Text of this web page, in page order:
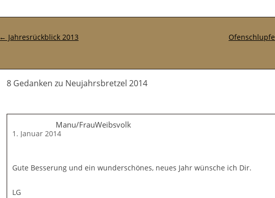
Post-Navigation
← Jahresrückblick 2013
8 Gedanken zu Neujahrsbretzel 2014
Manu/FrauWeibsvolk
1. Januar 2014
Gute Besserung und ein wunderschönes, neues Jahr wünsche ich Dir.
LG